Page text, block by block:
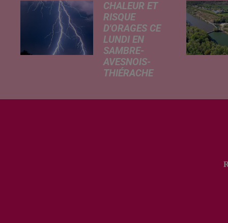
CHALEUR ET
RISQUE
D'ORAGES CE
LUNDI EN
SAMBRE-
AVESNOIS-
THIÉRACHE
typiquement